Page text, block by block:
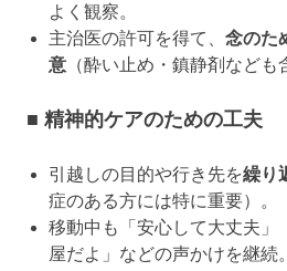
よく観察。
主治医の許可を得て、 念のた
意 （酔い止め・鎮静剤なども
■ 精神的ケアのための工夫
引越しの目的や行き先を繰り
症のある方には特に重要）。
移動中も「安心して大丈夫」
屋だよ」などの声かけを継続。